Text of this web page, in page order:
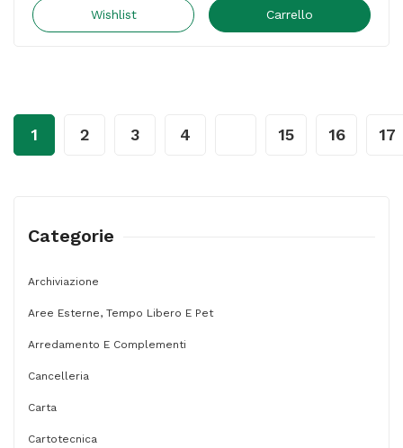
Cartuccia
Wishlist Carrello
1 2 3 4 15 16 17
Categorie
Archiviazione
Aree Esterne, Tempo Libero E Pet
Arredamento E Complementi
Cancelleria
Carta
Cartotecnica